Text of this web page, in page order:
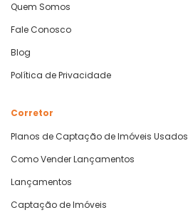
Quem Somos
Fale Conosco
Blog
Política de Privacidade
Corretor
Planos de Captação de Imóveis Usados
Como Vender Lançamentos
Lançamentos
Captação de Imóveis